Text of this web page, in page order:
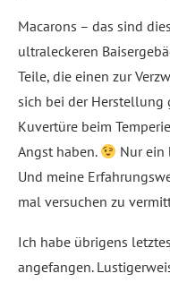
Macarons – das sind
ultraleckeren
Teile, die einen zur
sich bei der
Kuvertüre beim
Angst haben.
Nur ein
Und meine
mal versuchen zu
Ich habe übrigens
angefangen.